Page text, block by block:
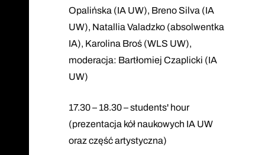
Opalińska (IA UW), Breno Silva (IA
UW), Natallia Valadzko (absolwentka
IA), Karolina Broś (WLS UW),
moderacja: Bartłomiej Czaplicki (IA
UW)
17.30 – 18.30 – students' hour
(prezentacja kół naukowych IA UW
oraz część artystyczna)